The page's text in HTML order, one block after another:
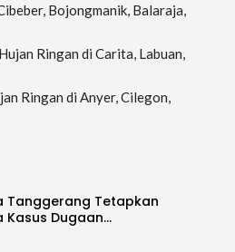
Bojongmanik, Balaraja,
Ringan di Carita, Labuan,
Ringan di Anyer, Cilegon,
Tanggerang Tetapkan
Kasus Dugaan…